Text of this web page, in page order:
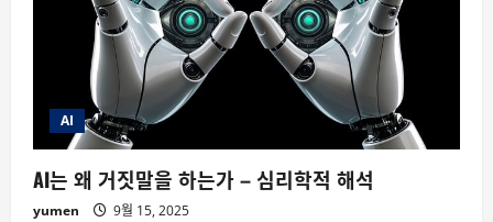
AI
AI는 왜 거짓말을 하는가 – 심리학적 해석
yumen 9월 15, 2025